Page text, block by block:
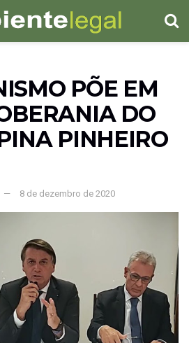
PÕE EM
DO
PINHEIRO
8 de dezembro de 2020